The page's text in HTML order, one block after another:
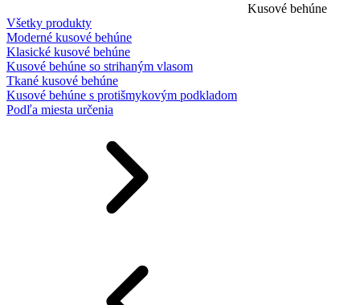
Kusové behúne
Všetky produkty
Moderné kusové behúne
Klasické kusové behúne
Kusové behúne so strihaným vlasom
Tkané kusové behúne
Kusové behúne s protišmykovým podkladom
Podľa miesta určenia